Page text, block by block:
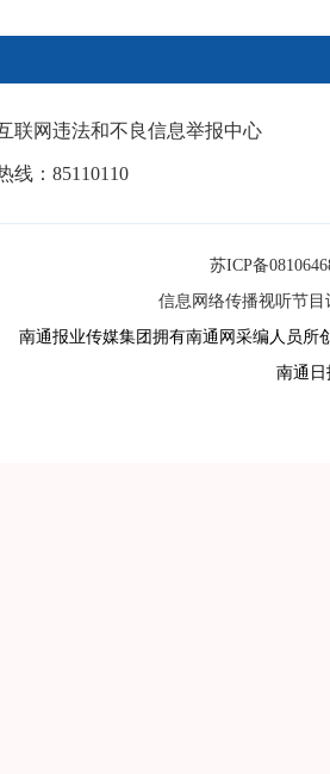
联网违法和不良信息举报中心
线：85110110
苏ICP备
信息网络传播视听节目
南通报业传媒集团拥有南通网采编人员所
南通日